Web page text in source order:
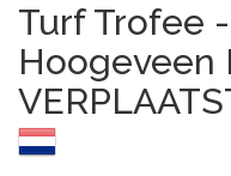
Turf Trofee
Hoogeveen